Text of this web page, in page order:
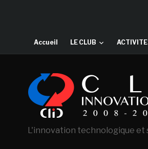
Accueil LE CLUB
L'innovation technologique et